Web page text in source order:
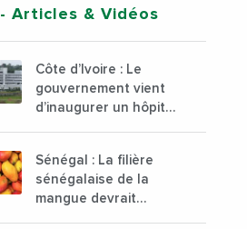
- Articles & Vidéos
Côte d’Ivoire : Le
gouvernement vient
d’inaugurer un hôpital
au sud du pays
Sénégal : La filière
sénégalaise de la
mangue devrait